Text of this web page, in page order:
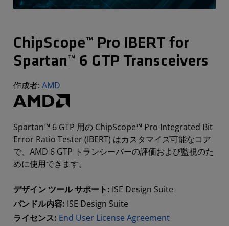
ChipScope™ Pro IBERT for
Spartan™ 6 GTP Transceivers
作成者: AMD
Spartan™ 6 GTP 用の ChipScope™ Pro Integrated Bit
Error Ratio Tester (IBERT) はカスタマイズ可能なコア
で、AMD 6 GTP トランシーバーの評価および監視のた
めに使用できます。
デザイン ツール サポート: ISE Design Suite
バンドル内容: ISE Design Suite
ライセンス: End User License Agreement